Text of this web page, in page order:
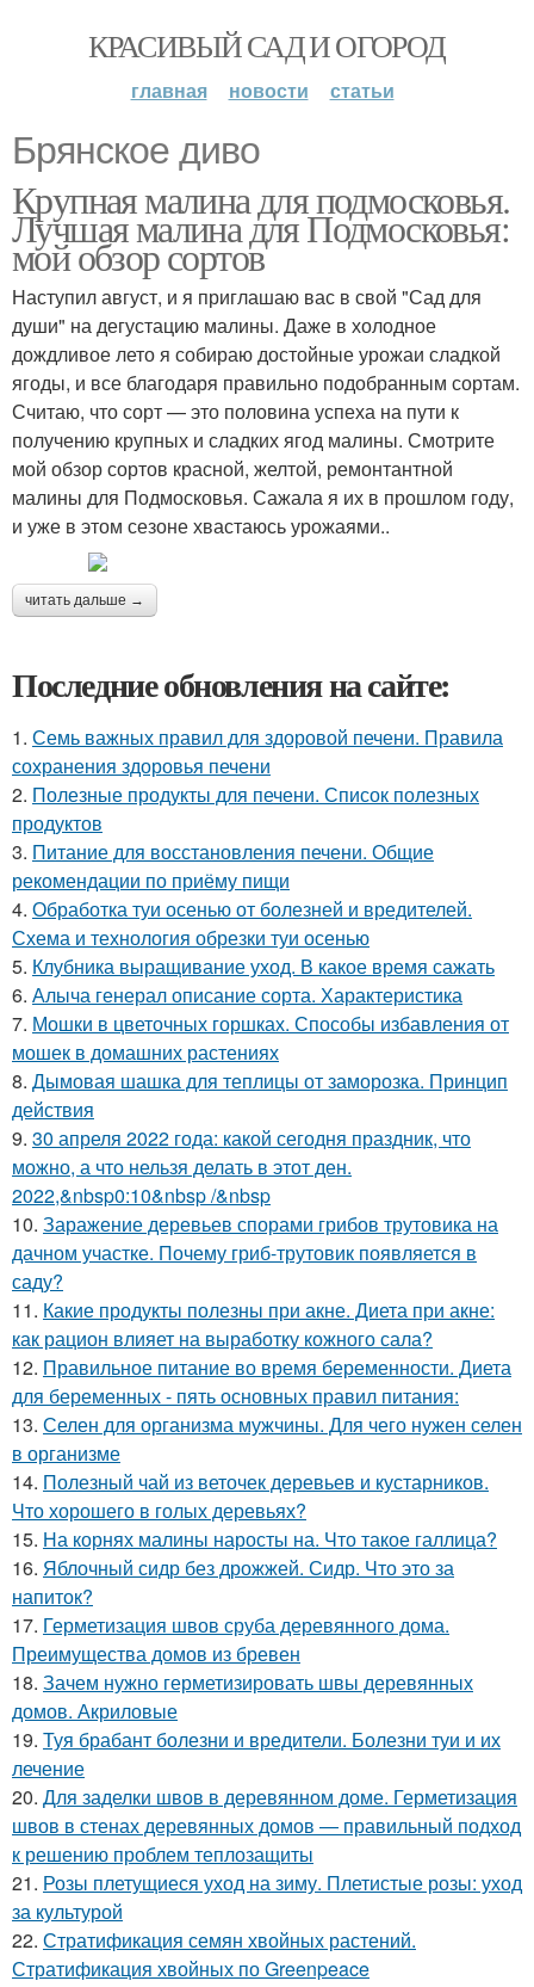
КРАСИВЫЙ САД И ОГОРОД
главная новости статьи
Брянское диво
Крупная малина для подмосковья.
Лучшая малина для Подмосковья:
мой обзор сортов
Наступил август, и я приглашаю вас в свой "Сад для
души" на дегустацию малины. Даже в холодное
дождливое лето я собираю достойные урожаи сладкой
ягоды, и все благодаря правильно подобранным сортам.
Считаю, что сорт — это половина успеха на пути к
получению крупных и сладких ягод малины. Смотрите
мой обзор сортов красной, желтой, ремонтантной
малины для Подмосковья. Сажала я их в прошлом году,
и уже в этом сезоне хвастаюсь урожаями..
читать дальше →
Последние обновления на сайте:
1. Семь важных правил для здоровой печени. Правила
сохранения здоровья печени
2. Полезные продукты для печени. Список полезных
продуктов
3. Питание для восстановления печени. Общие
рекомендации по приёму пищи
4. Обработка туи осенью от болезней и вредителей.
Схема и технология обрезки туи осенью
5. Клубника выращивание уход. В какое время сажать
6. Алыча генерал описание сорта. Характеристика
7. Мошки в цветочных горшках. Способы избавления от
мошек в домашних растениях
8. Дымовая шашка для теплицы от заморозка. Принцип
действия
9. 30 апреля 2022 года: какой сегодня праздник, что
можно, а что нельзя делать в этот ден.
2022,&nbsp0:10&nbsp /&nbsp
10. Заражение деревьев спорами грибов трутовика на
дачном участке. Почему гриб-трутовик появляется в
саду?
11. Какие продукты полезны при акне. Диета при акне:
как рацион влияет на выработку кожного сала?
12. Правильное питание во время беременности. Диета
для беременных - пять основных правил питания:
13. Селен для организма мужчины. Для чего нужен селен
в организме
14. Полезный чай из веточек деревьев и кустарников.
Что хорошего в голых деревьях?
15. На корнях малины наросты на. Что такое галлица?
16. Яблочный сидр без дрожжей. Сидр. Что это за
напиток?
17. Герметизация швов сруба деревянного дома.
Преимущества домов из бревен
18. Зачем нужно герметизировать швы деревянных
домов. Акриловые
19. Туя брабант болезни и вредители. Болезни туи и их
лечение
20. Для заделки швов в деревянном доме. Герметизация
швов в стенах деревянных домов — правильный подход
к решению проблем теплозащиты
21. Розы плетущиеся уход на зиму. Плетистые розы: уход
за культурой
22. Стратификация семян хвойных растений.
Стратификация хвойных по Greenpeace